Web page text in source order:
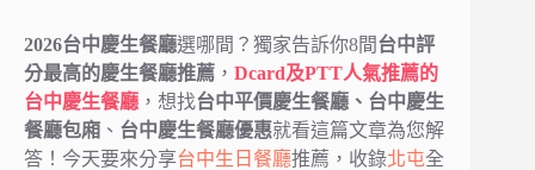
2026台中慶生餐廳選哪間？獨家告訴你8間台中評
分最高的慶生餐廳推薦 ， Dcard及PTT人氣推薦的
台中慶生餐廳 ，想找台中平價慶生餐廳、台中慶生
餐廳包廂 、 台中慶生餐廳優惠就看這篇文章為您解
答！今天要來分享台中生日餐廳推薦，收錄北屯全